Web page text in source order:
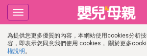
為提供您更多優質的內容，本網站使用cookies分析
容，即表示您同意我們使用 cookies， 關於更多
權說明 。
Toggle
navigation